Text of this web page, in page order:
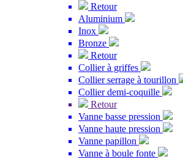
Retour
Aluminium
Inox
Bronze
Retour
Collier à griffes
Collier serrage à tourillon
Collier demi-coquille
Retour
Vanne basse pression
Vanne haute pression
Vanne papillon
Vanne à boule fonte